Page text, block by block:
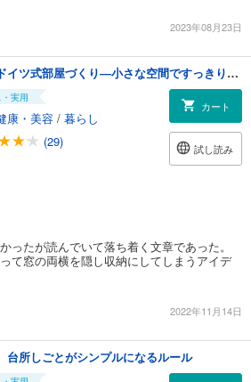
2023年08月23日
タニアのドイツ式部屋づくり―小さな空間ですっきり暮らす整理・収納のコツ
実用
康・美容 / 暮らし
(29)
カート
試し読み
ったが読んでいて落ち着く文章であった。
て窓の両横を隠し収納にしてしまうアイデ
2022年11月14日
所しごとがシンプルになるルール